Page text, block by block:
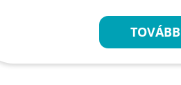
TOVÁBB